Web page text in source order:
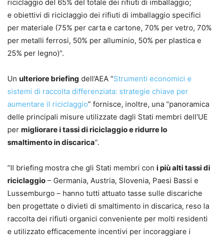
riciclaggio del 65% del totale dei rifiuti di imballaggio;
e obiettivi di riciclaggio dei rifiuti di imballaggio specifici
per materiale (75% per carta e cartone, 70% per vetro, 70%
per metalli ferrosi, 50% per alluminio, 50% per plastica e
25% per legno)”.
Un ulteriore briefing dell’AEA “Strumenti economici e
sistemi di raccolta differenziata: strategie chiave per
aumentare il riciclaggio” fornisce, inoltre, una “panoramica
delle principali misure utilizzate dagli Stati membri dell’UE
per migliorare i tassi di riciclaggio e ridurre lo
smaltimento in discarica“.
“Il briefing mostra che gli Stati membri con i più alti tassi di
riciclaggio – Germania, Austria, Slovenia, Paesi Bassi e
Lussemburgo – hanno tutti attuato tasse sulle discariche
ben progettate o divieti di smaltimento in discarica, reso la
raccolta dei rifiuti organici conveniente per molti residenti
e utilizzato efficacemente incentivi per incoraggiare i